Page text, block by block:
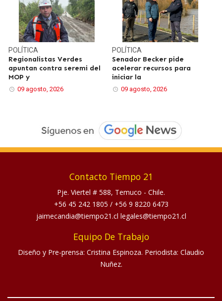
POLÍTICA
Regionalistas Verdes
apuntan contra seremi del
MOP y
09 agosto, 2026
POLÍTICA
Senador Becker pide
acelerar recursos para
iniciar la
09 agosto, 2026
Contacto Tiempo 21
Pje. Viertel # 588, Temuco - Chile.
+56 45 242 1805 / +56 9 8220 6473
jaimecandia@tiempo21.cl legales@tiempo21.cl
Equipo De Trabajo
Diseño y Pre-prensa: Cristina Espinoza. Periodista: Claudio
Nuñez.